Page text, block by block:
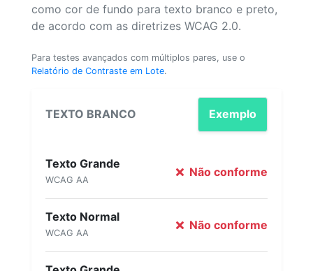
como cor de fundo para texto branco e preto,
de acordo com as diretrizes WCAG 2.0.
Para testes avançados com múltiplos pares, use o
Relatório de Contraste em Lote.
TEXTO BRANCO Exemplo
Texto Grande
WCAG AA
Não conforme
Texto Normal
WCAG AA
Não conforme